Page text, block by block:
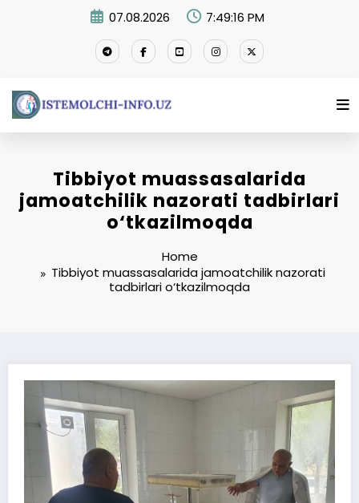
07.08.2026 7:49:17 PM
Tibbiyot muassasalarida
jamoatchilik nazorati tadbirlari
o‘tkazilmoqda
Home
Tibbiyot muassasalarida jamoatchilik nazorati
tadbirlari o‘tkazilmoqda